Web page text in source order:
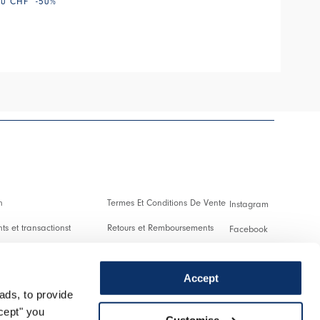
to provide
you
Accept
et transactionst
Termes Et Conditions De Vente
Retours et Remboursements
Cookies
Instagram
Facebook
Twitter